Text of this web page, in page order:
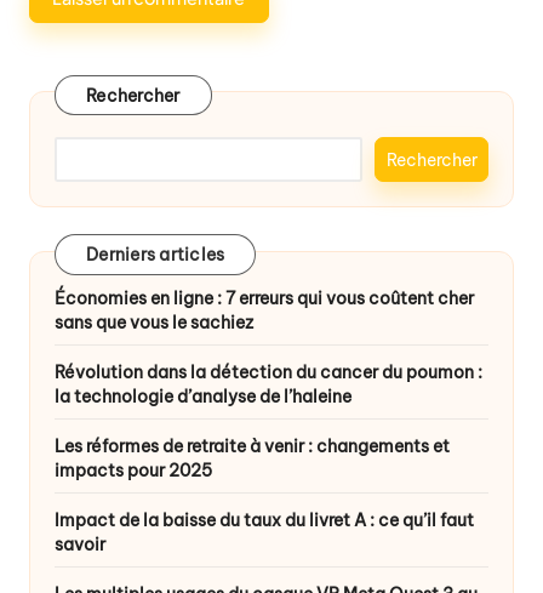
Rechercher
Rechercher
Derniers articles
Économies en ligne : 7 erreurs qui vous coûtent cher
sans que vous le sachiez
Révolution dans la détection du cancer du poumon :
la technologie d’analyse de l’haleine
Les réformes de retraite à venir : changements et
impacts pour 2025
Impact de la baisse du taux du livret A : ce qu’il faut
savoir